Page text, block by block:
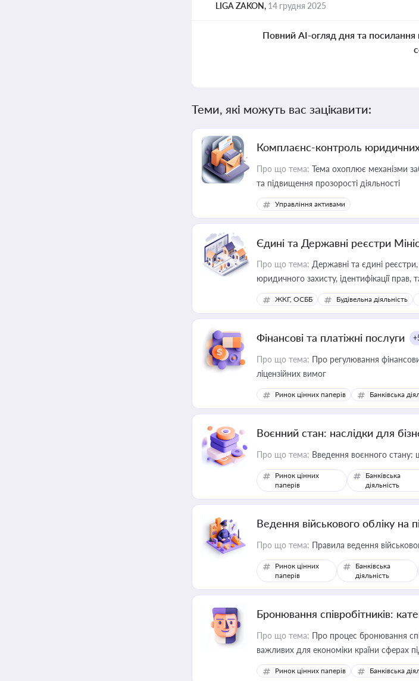
LIGA ZAKON, 14 грудня 2025
Повний AI-огляд дня та посилання
Теми, які можуть вас зацікавити:
Комплаєнс-контроль
Про що тема: Тема охоплює механізми
та підвищення прозорості діяльності
Управління активами
Єдині та Державні реєстри
Про що тема: Державні та єдині
юридичного захисту, ідентифікації прав,
ЖКГ, ОСББ Будівельна діяльність
Фінансові та платіжні послуги
Про що тема: Про регулювання фінансових і платіжних послуг,
ліцензійних вимог
Ринок цінних паперів Банківська
Воєнний стан: наслідки для
Про що тема: Введення воєнного стану:
Ринок цінних
паперів
Банківська
діяльність
Ведення військового обліку на
Про що тема: Правила ведення
Ринок цінних
паперів
Банківська
діяльність
Бронювання співробітників:
Про що тема: Про процес бронювання
важливих для економіки країни сферах
Ринок цінних паперів Банківська